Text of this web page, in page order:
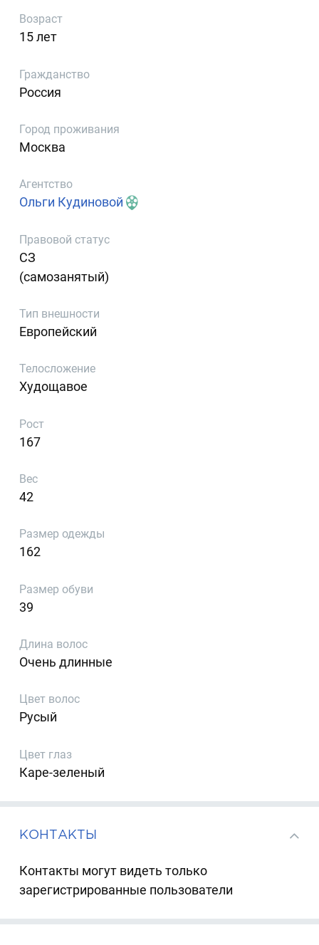
Возраст
15 лет
Гражданство
Россия
Город проживания
Москва
Агентство
Ольги Кудиновой
Правовой статус
СЗ
(самозанятый)
Тип внешности
Европейский
Телосложение
Худощавое
Рост
167
Вес
42
Размер одежды
162
Размер обуви
39
Длина волос
Очень длинные
Цвет волос
Русый
Цвет глаз
Каре-зеленый
КОНТАКТЫ
Контакты могут видеть только
зарегистрированные пользователи